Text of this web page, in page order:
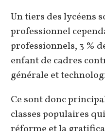
Un tiers des lycéens
professionnel
professionnels, 3 %
enfant de cadres
générale et
Ce sont donc
classes populaires